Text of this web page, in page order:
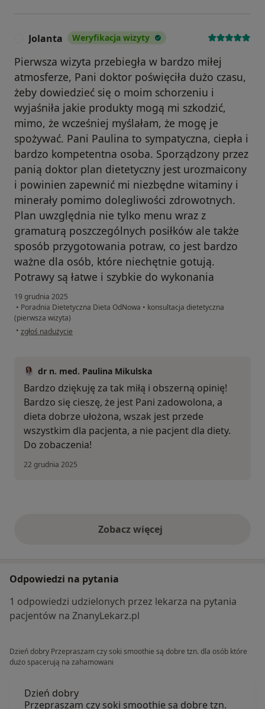
Jolanta Weryfikacja wizyty
Pierwsza wizyta przebiegła w bardzo miłej
atmosferze, Pani doktor poświęciła dużo czasu,
żeby dowiedzieć się o moim schorzeniu i
wyjaśniła jakie produkty mogą mi szkodzić,
mimo, że wcześniej myślałam, że mogę je
spożywać. Pani Paulina to sympatyczna, ciepła i
bardzo kompetentna osoba. Sporządzony przez
panią doktor plan dietetyczny jest urozmaicony
i powinien zapewnić mi niezbędne witaminy i
minerały pomimo dolegliwości zdrowotnych.
Plan uwzględnia nie tylko menu wraz z
gramaturą poszczególnych posiłków ale także
sposób przygotowania potraw, co jest bardzo
ważne dla osób, które niechętnie gotują.
Potrawy są łatwe i szybkie do wykonania
19 grudnia 2025
• Poradnia Dietetyczna Dieta OdNowa • konsultacja dietetyczna
(pierwsza wizyta)
• w opinii użytkownika Jolanta
zgłoś nadużycie
dr n. med. Paulina Mikulska
Bardzo dziękuję za tak miłą i obszerną opinię!
Bardzo się cieszę, że jest Pani zadowolona, a
dieta dobrze ułożona, wszak jest przede
wszystkim dla pacjenta, a nie pacjent dla diety.
Do zobaczenia!
22 grudnia 2025
Zobacz więcejopinie powyżej
Odpowiedzi na pytania
1 odpowiedzi udzielonych przez lekarza na pytania
pacjentów na ZnanyLekarz.pl
Dzień dobry Przepraszam czy soki smoothie są dobre tzn. dla osób które
dużo spacerują na zahamowani
Dzień dobry
Przepraszam czy soki smoothie są dobre tzn.